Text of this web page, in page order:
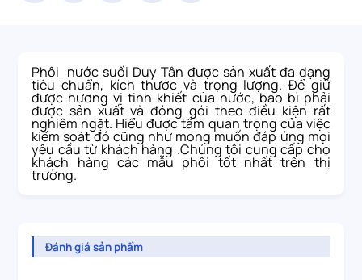
Phôi nước suối Duy Tân được sản xuất đa dạng
tiêu chuẩn, kích thước và trọng lượng. Để giữ
được hương vị tinh khiết của nước, bao bì phải
được sản xuất và đóng gói theo điều kiện rất
nghiêm ngặt. Hiểu được tầm quan trọng của việc
kiểm soát đó cũng như mong muốn đáp ứng mọi
yêu cầu từ khách hàng .Chúng tôi cung cấp cho
khách hàng các mẫu phôi tốt nhất trên thị
trường.
Đánh giá sản phẩm